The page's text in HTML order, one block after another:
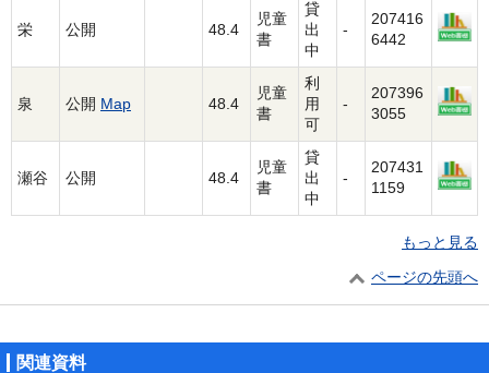
栄 公開 48.4
児童
書
貸
出
中
-
207416
6442
泉 公開 Map 48.4
児童
書
利
用
可
-
207396
3055
瀬谷 公開 48.4
児童
書
貸
出
中
-
207431
1159
もっと見る
ページの先頭へ
関連資料